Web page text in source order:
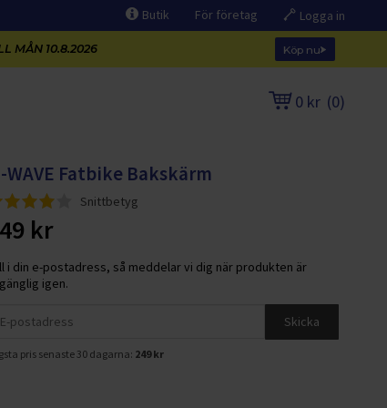
Butik För företag Logga in
MÅN 10.8.2026 Köp nu
0 kr (0)
WAVE Fatbike Bakskärm
Snittbetyg
kr
i din e-postadress, så meddelar vi dig när produkten är
igen.
Skicka
pris senaste 30 dagarna: 249 kr